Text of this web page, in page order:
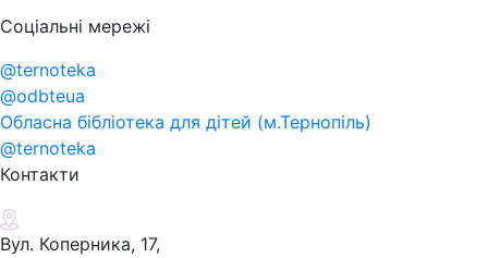
Соціальні мережі
@ternoteka
@odbteua
Обласна бібліотека для дітей (м.Тернопіль)
@ternoteka
Контакти
Вул. Коперника, 17,